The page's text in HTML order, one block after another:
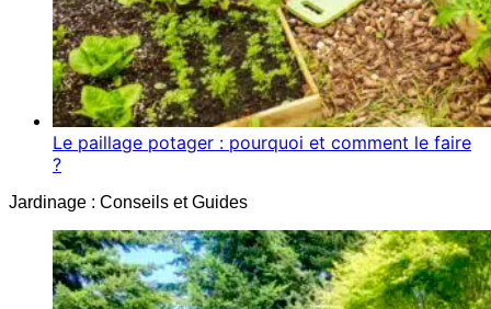
Le paillage potager : pourquoi et comment le faire
?
Jardinage : Conseils et Guides